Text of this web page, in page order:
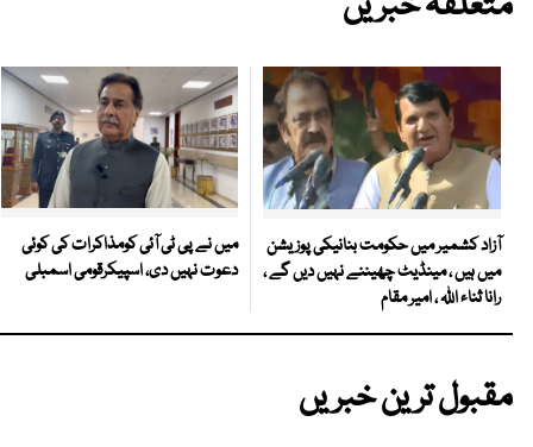
آزاد کشمیر میں حکومت بنانیکی پوزیشن
میں ہیں ، مینڈیٹ چھیننے نہیں دیں گے ،
رانا ثناء اللہ ، امیر مقام
میں نے پی ٹی آئی کومذاکرات کی کوئی
دعوت نہیں دی، اسپیکرقومی اسمبلی
مقبول ترین خبریں